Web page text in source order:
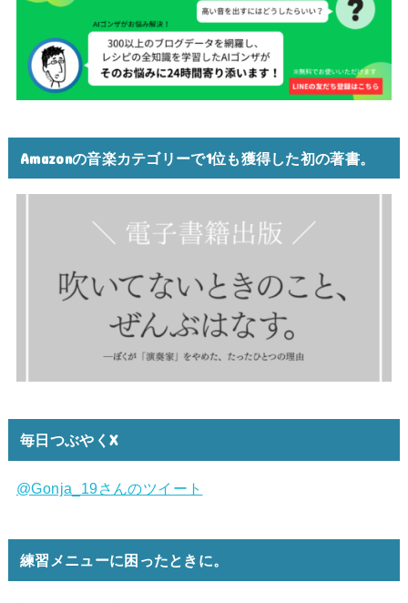
Amazonの音楽カテゴリーで1位も獲得した初の著書。
毎日つぶやくX
@Gonja_19さんのツイート
練習メニューに困ったときに。